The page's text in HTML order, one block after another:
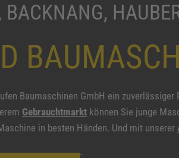
BACKNANG,
Baumaschinen GmbH ein
Gebrauchtmarkt können Sie junge
in besten Händen. Und mit unserer